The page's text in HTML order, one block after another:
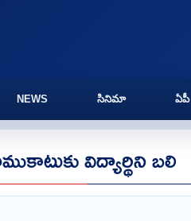
NEWS సినిమా ఏపీ
విద్యార్థిని బలి